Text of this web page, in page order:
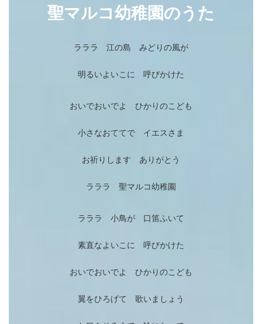
聖マルコ幼稚園のうた
ラララ 江の島 みどりの風が
明るいよいこに 呼びかけた
おいでおいでよ ひかりのこども
小さなおててで イエスさま
お祈りします ありがとう
ラララ 聖マルコ幼稚園
ラララ 小鳥が 口笛ふいて
素直なよいこに 呼びかけた
おいでおいでよ ひかりのこども
翼をひろげて 歌いましょう